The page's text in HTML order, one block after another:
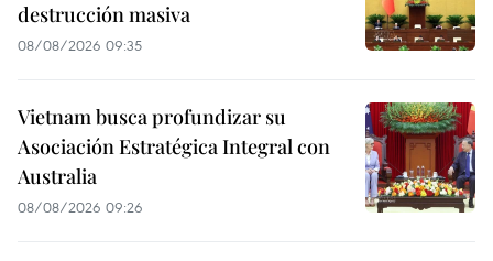
destrucción masiva
08/08/2026 09:35
Vietnam busca profundizar su
Asociación Estratégica Integral con
Australia
08/08/2026 09:26